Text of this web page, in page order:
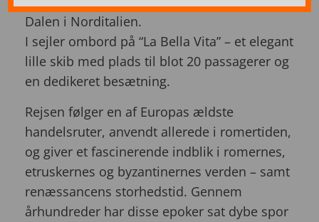
Dalen i Norditalien.
I sejler ombord på “La Bella Vita” – et elegant
lille skib med plads til blot 20 passagerer og
en dedikeret besætning.
Rejsen følger en af Europas ældste
handelsruter, anvendt allerede i romertiden,
og giver et fascinerende indblik i romernes,
etruskernes og byzantinernes verden – samt
renæssancens storhedstid. Gennem
århundreder har disse epoker sat dybe spor